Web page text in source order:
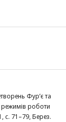
Фур’є та
режимів роботи
с. 71–79, Берез.